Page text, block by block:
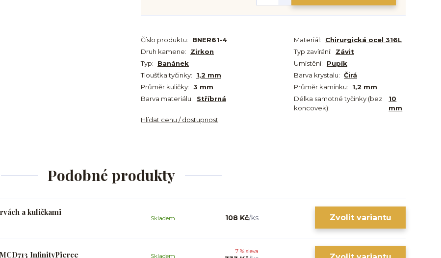
Číslo produktu: BNER61-4 Materiál:
Chirurgická ocel 316L
Druh kamene:
Zirkon Typ zavírání:
Závit
Typ:
Banánek Umístění:
Pupík
Tloušťka tyčinky:
1,2 mm Barva krystalu: Čirá
Průměr kuličky: 3 mm Průměr kamínku:
1,2 mm
Barva materiálu:
Stříbrná
Délka samotné tyčinky (bez
koncovek):
10
mm
Hlídat cenu / dostupnost
Podobné produkty
a kuličkami
108 Kč/ks
Skladem Zvolit variantu
InfinityPierce 7 % sleva
Skladem